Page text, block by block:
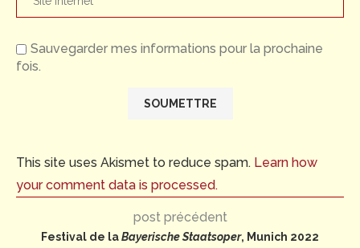
Sauvegarder mes informations pour la prochaine
fois.
This site uses Akismet to reduce spam. Learn how
your comment data is processed.
post précédent
Festival de laBayerische Staatsoper, Munich 2022